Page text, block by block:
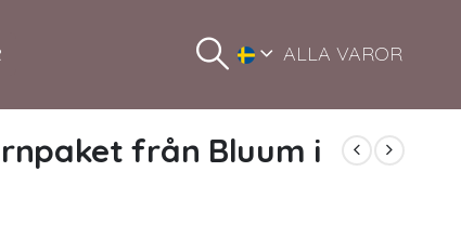
ALLA VAROR
från Bluum i